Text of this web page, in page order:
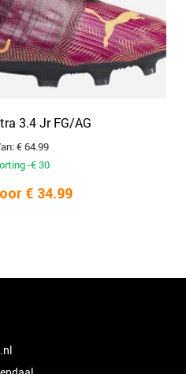
3.4 Jr FG/AG
€ 64.99
-€ 30
€ 34.99